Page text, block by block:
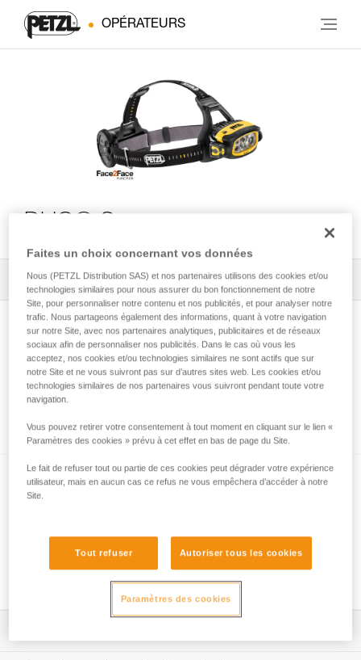
OPÉRATEURS
Tous les conseils techniques 2 Filtrer
La technologie FACE2FACE
Faites un choix concernant vos données
Nous (PETZL Distribution SAS) et nos partenaires utilisons des cookies et/ou
technologies similaires pour nous assurer du bon fonctionnement de notre
Site, pour personnaliser notre contenu et nos publicités, et pour analyser notre
trafic. Nous partageons également des informations, quant à votre navigation
sur notre Site, avec nos partenaires analytiques, publicitaires et de réseaux
sociaux afin de personnaliser nos publicités. Dans le cas où vous les
acceptez, nos cookies et/ou technologies similaires ne sont actifs que sur
notre Site et ne vous suivront pas sur d’autres sites web. Les cookies et/ou
technologies similaires de nos partenaires vous suivront pendant toute votre
navigation.
Vous pouvez retirer votre consentement à tout moment en cliquant sur le lien «
Paramètres des cookies » prévu à cet effet en bas de page du Site.
Le fait de refuser tout ou partie de ces cookies peut dégrader votre expérience
utilisateur, mais en aucun cas ce refus ne vous empêchera d’accéder à notre
Site.
Tout refuser Autoriser tous les cookies
Paramètres des cookies